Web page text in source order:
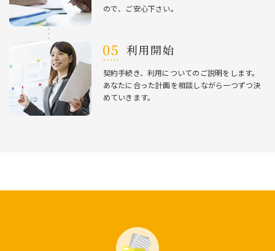
ので、ご安⼼下さい。
利⽤開始
契約⼿続き、利⽤についてのご説明をします。
あなたに合った計画を相談しながら⼀つずつ決
めていきます。